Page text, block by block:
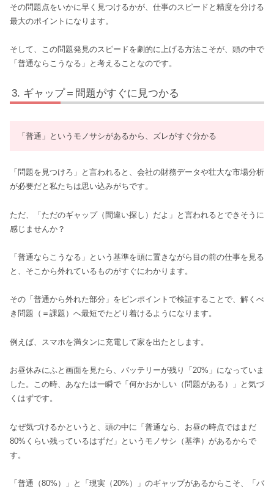
その問題点をいかに早く見つけるかが、仕事のスピードと精度を分ける
最大のポイントになります。
そして、この問題発見のスピードを劇的に上げる方法こそが、頭の中で
「普通ならこうなる」と考えることなのです。
ギャップ＝問題がすぐに見つかる
「普通」というモノサシがあるから、ズレがすぐ分かる
「問題を見つけろ」と言われると、会社の財務データや壮大な市場分析
が必要だと私たちは思い込みがちです。
ただ、「ただのギャップ（間違い探し）だよ」と言われるとできそうに
感じませんか？
「普通ならこうなる」という基準を頭に置きながら目の前の仕事を見る
と、そこから外れているものがすぐにわかります。
その「普通から外れた部分」をピンポイントで検証することで、解くべ
き問題（＝課題）へ最短でたどり着けるようになります。
例えば、スマホを満タンに充電して家を出たとします。
お昼休みにふと画面を見たら、バッテリーが残り「20%」になっていま
した。この時、あなたは一瞬で「何かおかしい（問題がある）」と気づ
くはずです。
なぜ気づけるかというと、頭の中に「普通なら、お昼の時点ではまだ
80%くらい残っているはずだ」というモノサシ（基準）があるからで
す。
「普通（80%）」と「現実（20%）」のギャップがあるからこそ、「バ